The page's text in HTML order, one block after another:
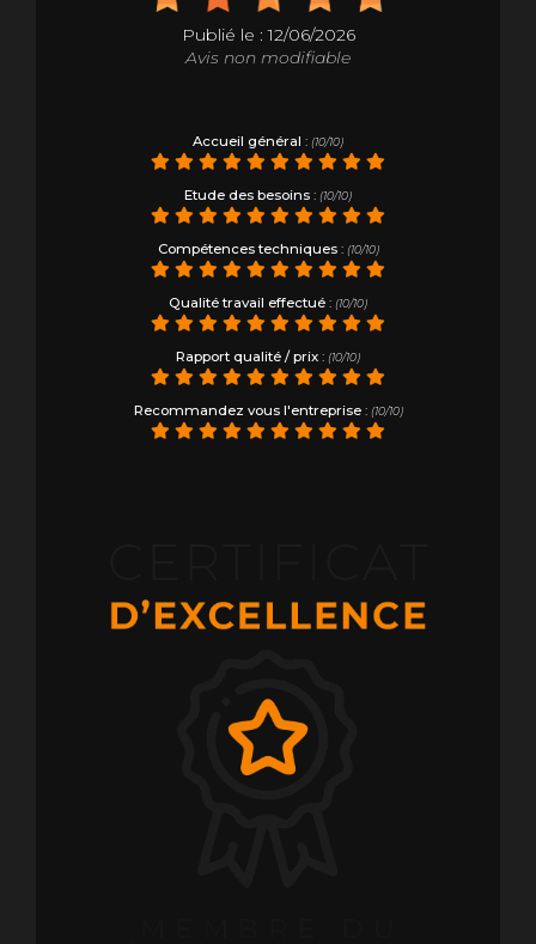
Publié le : 12/06/2026
Avis non modifiable
Accueil général : (10/10)
Etude des besoins : (10/10)
Compétences techniques: (10/10)
Qualité travail effectué : (10/10)
Rapport qualité / prix : (10/10)
Recommandez vous l'entreprise: (10/10)